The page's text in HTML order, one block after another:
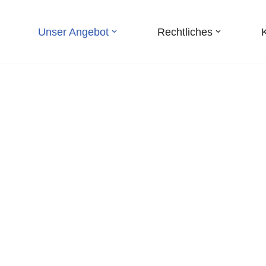
Unser Angebot Rechtliches